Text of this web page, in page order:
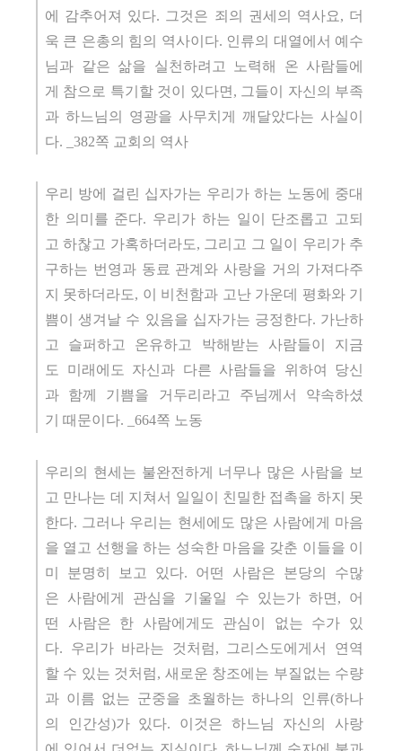
에 감추어져 있다. 그것은 죄의 권세의 역사요, 더
욱 큰 은총의 힘의 역사이다. 인류의 대열에서 예수
님과 같은 삶을 실천하려고 노력해 온 사람들에
게 참으로 특기할 것이 있다면, 그들이 자신의 부족
과 하느님의 영광을 사무치게 깨달았다는 사실이
다. _382쪽 교회의 역사
우리 방에 걸린 십자가는 우리가 하는 노동에 중대
한 의미를 준다. 우리가 하는 일이 단조롭고 고되
고 하찮고 가혹하더라도, 그리고 그 일이 우리가 추
구하는 번영과 동료 관계와 사랑을 거의 가져다주
지 못하더라도, 이 비천함과 고난 가운데 평화와 기
쁨이 생겨날 수 있음을 십자가는 긍정한다. 가난하
고 슬퍼하고 온유하고 박해받는 사람들이 지금
도 미래에도 자신과 다른 사람들을 위하여 당신
과 함께 기쁨을 거두리라고 주님께서 약속하셨
기 때문이다. _664쪽 노동
우리의 현세는 불완전하게 너무나 많은 사람을 보
고 만나는 데 지쳐서 일일이 친밀한 접촉을 하지 못
한다. 그러나 우리는 현세에도 많은 사람에게 마음
을 열고 선행을 하는 성숙한 마음을 갖춘 이들을 이
미 분명히 보고 있다. 어떤 사람은 본당의 수많
은 사람에게 관심을 기울일 수 있는가 하면, 어
떤 사람은 한 사람에게도 관심이 없는 수가 있
다. 우리가 바라는 것처럼, 그리스도에게서 연역
할 수 있는 것처럼, 새로운 창조에는 부질없는 수량
과 이름 없는 군중을 초월하는 하나의 인류(하나
의 인간성)가 있다. 이것은 하느님 자신의 사랑